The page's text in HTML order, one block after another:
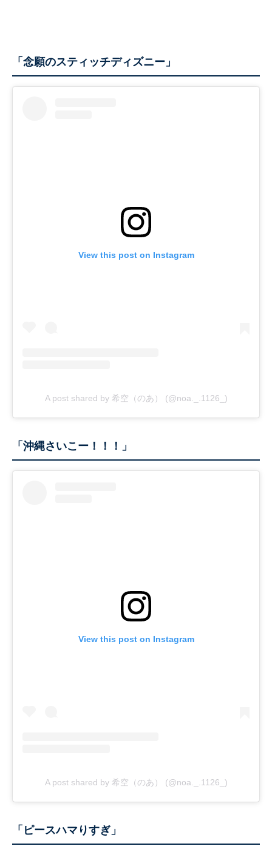
「念願のスティッチディズニー」
View this post on Instagram
A post shared by 希空（のあ） (@noa._.1126_)
「沖縄さいこー！！！」
View this post on Instagram
A post shared by 希空（のあ） (@noa._.1126_)
「ピースハマりすぎ」